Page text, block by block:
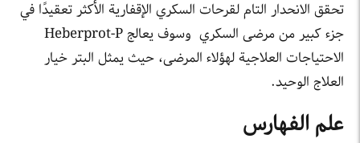
تحقق الانحدار التام لقرحات السكري الإقفارية الأكثر تعقيدًا في
جزء كبير من مرضى السكري وسوف يعالج Heberprot-P
الاحتياجات العلاجية لهؤلاء المرضى، حيث يمثل البتر خيار
العلاج الوحيد.
علم الفهارس